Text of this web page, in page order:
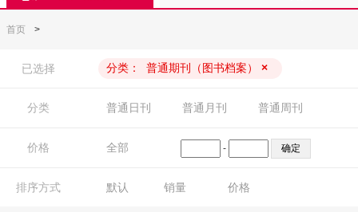
首页 >
已选择 分类： 普通期刊（图书档案） ×
分类 普通日刊 普通月刊 普通周刊
价格 全部 -
排序方式 默认 销量 价格